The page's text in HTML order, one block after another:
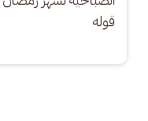
قوله